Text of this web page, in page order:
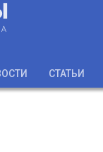
СТАТЬИ